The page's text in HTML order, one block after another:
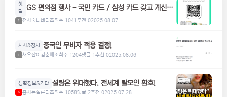
핫
딜
GS 편의점 행사 - 국민 카드 / 삼성 카드 갖고 계신분
1 천사숙녀네티조회수 1041추천 02025.08.07
시사&정치 중국인 무비자 적용 결정!
1 새우잡이김춘배조회수 1204댓글 1추천 02025.08.06
생활정보&기타 설탕은 위대했다. 전세계 탈모인 환호!
M 홍차는실론티조회수 1058댓글 2추천 02025.07.28